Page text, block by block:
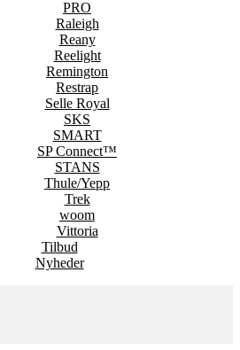
PRO
Raleigh
Reany
Reelight
Remington
Restrap
Selle Royal
SKS
SMART
SP Connect™
STANS
Thule/Yepp
Trek
woom
Vittoria
Tilbud
Nyheder